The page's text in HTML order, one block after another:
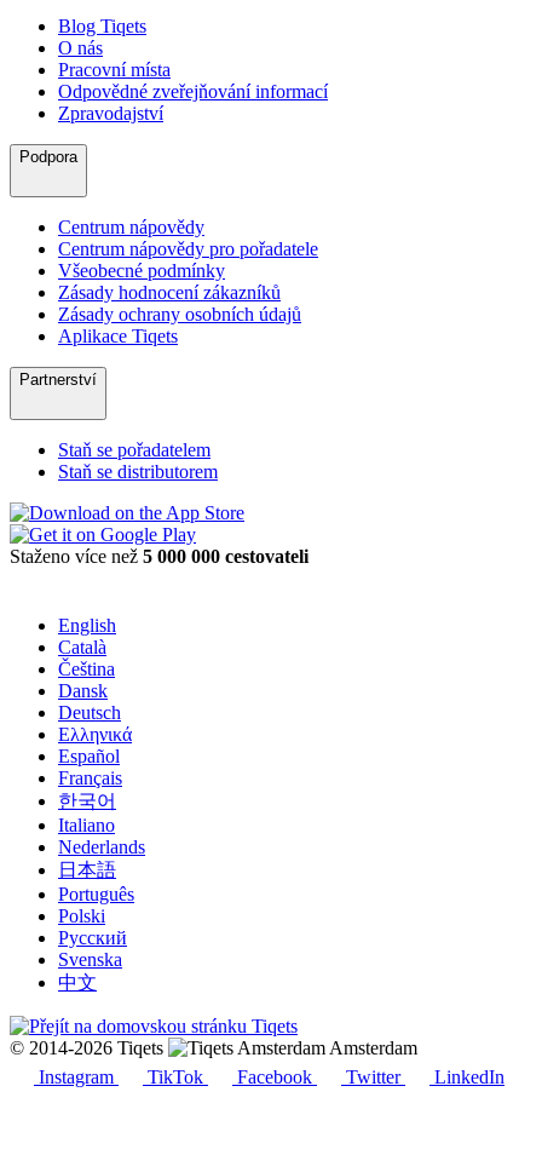
Blog Tiqets
O nás
Pracovní místa
Odpovědné zveřejňování informací
Zpravodajství
Podpora
Centrum nápovědy
Centrum nápovědy pro pořadatele
Všeobecné podmínky
Zásady hodnocení zákazníků
Zásady ochrany osobních údajů
Aplikace Tiqets
Partnerství
Staň se pořadatelem
Staň se distributorem
Staženo více než 5 000 000 cestovateli
English
Català
Čeština
Dansk
Deutsch
Ελληνικά
Español
Français
한국어
Italiano
Nederlands
日本語
Português
Polski
Русский
Svenska
中文
© 2014-2026 Tiqets
Amsterdam
Instagram
TikTok Facebook Twitter LinkedIn